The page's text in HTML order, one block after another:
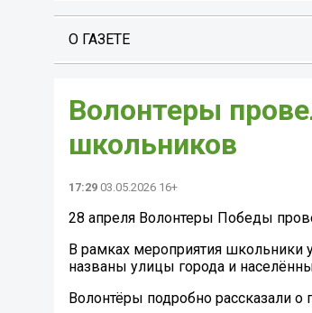
О ГАЗЕТЕ
Волонтеры
школьников
17:29 03.05.2026 16+
28 апреля Волонтеры Победы
В рамках мероприятия школьники
названы улицы города и
Волонтёры подробно рассказали